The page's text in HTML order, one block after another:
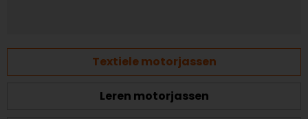
Textiele motorjassen
Leren motorjassen